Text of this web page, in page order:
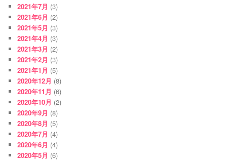
2021年7月 (3)
2021年6月 (2)
2021年5月 (3)
2021年4月 (3)
2021年3月 (2)
2021年2月 (3)
2021年1月 (5)
2020年12月 (8)
2020年11月 (6)
2020年10月 (2)
2020年9月 (8)
2020年8月 (5)
2020年7月 (4)
2020年6月 (4)
2020年5月 (6)